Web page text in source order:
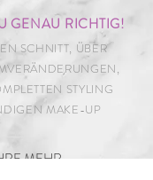
GENAU RICHTIG!
SCHNITT, ÜBER
STYLING
MAKE-UP
MEHR